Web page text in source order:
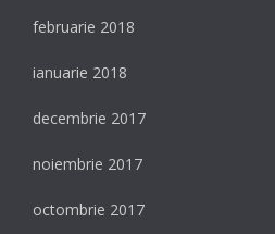
februarie 2018
ianuarie 2018
decembrie 2017
noiembrie 2017
octombrie 2017